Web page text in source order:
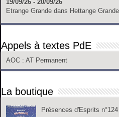
19/09/26 - 20/09/26
Etrange Grande dans Hettange
Appels à textes PdE
AOC : AT Permanent
La boutique
Présences d'Esprits n°124